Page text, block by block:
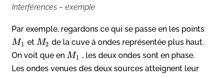
Interférences – exemple
Par exemple, regardons ce qui se passe en les points
M1 et M2 de la cuve à ondes représentée plus haut.
On voit que en M1 , les deux ondes sont en phase.
Les ondes venues des deux sources atteignent leur